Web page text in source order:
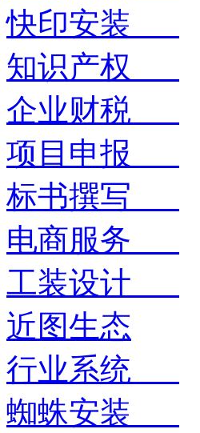
快印安装
知识产权
企业财税
项目申报
标书撰写
电商服务
工装设计
近图生态
行业系统
蜘蛛安装